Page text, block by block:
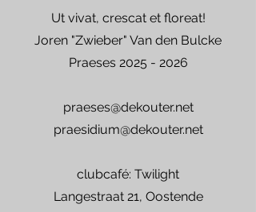
Ut vivat, crescat et floreat!
Joren "Zwieber" Van den Bulcke
Praeses 2025 - 2026
praeses@dekouter.net
praesidium@dekouter.net
clubcafé: Twilight
Langestraat 21, Oostende